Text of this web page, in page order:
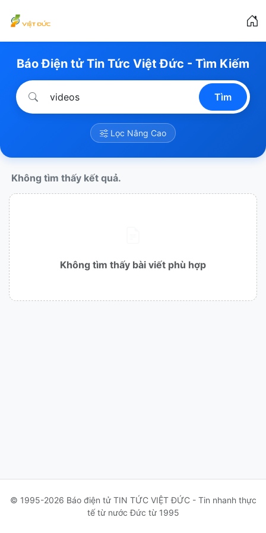
Báo Điện tử Tin Tức Việt Đức - Tìm Kiếm
Tìm
Lọc Nâng Cao
Không tìm thấy kết quả.
Không tìm thấy bài viết phù hợp
© 1995-2026 Báo điện tử TIN TỨC VIỆT ĐỨC - Tin nhanh thực
tế từ nước Đức từ 1995